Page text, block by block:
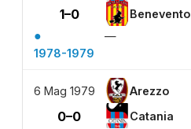
1–0 Benevento
●
—
1978-1979
6 Mag 1979 Arezzo
0–0 Catania